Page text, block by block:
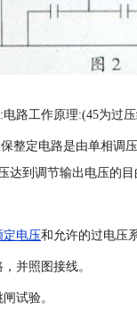
路工作原理:(45为过
整定电路是由单相调压
达到调节输出电压的目
定电压和允许的过电压
并照图接线。
试验。